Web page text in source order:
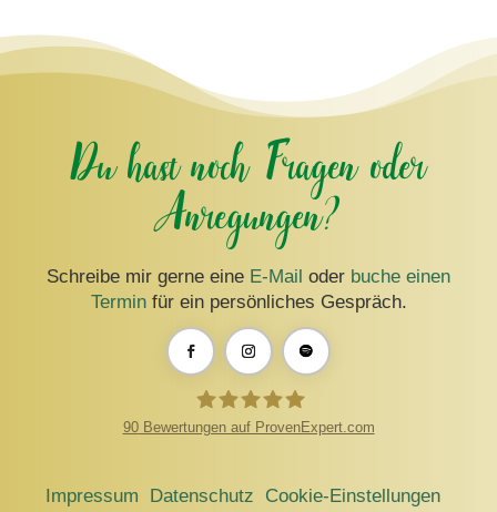
Du hast noch Fragen oder
Anregungen?
Schreibe mir gerne eine E-Mail oder buche einen
Terminfür ein persönliches Gespräch.
90Bewertungen auf ProvenExpert.com
Impressum Datenschutz
Cookie-Einstellungen